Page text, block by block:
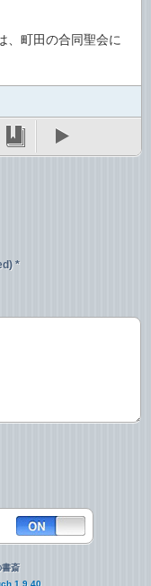
町田の合同聖会に
*
斎
1.9.40